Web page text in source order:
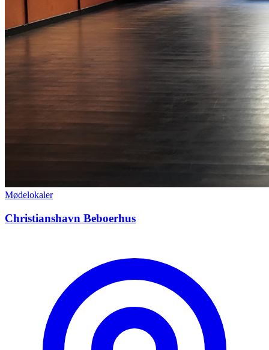
Mødelokaler
Christianshavn Beboerhus